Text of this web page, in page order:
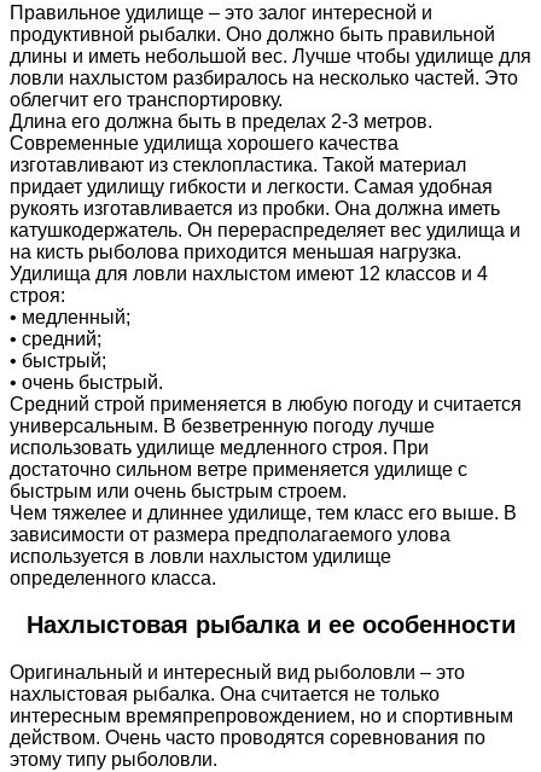
Правильное удилище – это залог интересной и
продуктивной рыбалки. Оно должно быть правильной
длины и иметь небольшой вес. Лучше чтобы удилище для
ловли нахлыстом разбиралось на несколько частей. Это
облегчит его транспортировку.
Длина его должна быть в пределах 2-3 метров.
Современные удилища хорошего качества
изготавливают из стеклопластика. Такой материал
придает удилищу гибкости и легкости. Самая удобная
рукоять изготавливается из пробки. Она должна иметь
катушкодержатель. Он перераспределяет вес удилища и
на кисть рыболова приходится меньшая нагрузка.
Удилища для ловли нахлыстом имеют 12 классов и 4
строя:
• медленный;
• средний;
• быстрый;
• очень быстрый.
Средний строй применяется в любую погоду и считается
универсальным. В безветренную погоду лучше
использовать удилище медленного строя. При
достаточно сильном ветре применяется удилище с
быстрым или очень быстрым строем.
Чем тяжелее и длиннее удилище, тем класс его выше. В
зависимости от размера предполагаемого улова
используется в ловли нахлыстом удилище
определенного класса.
Нахлыстовая рыбалка и ее особенности
Оригинальный и интересный вид рыболовли – это
нахлыстовая рыбалка. Она считается не только
интересным времяпрепровождением, но и спортивным
действом. Очень часто проводятся соревнования по
этому типу рыболовли.